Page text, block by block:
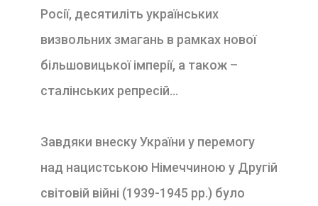
Росії, десятиліть українських
визвольних змагань в рамках нової
більшовицької імперії, а також –
сталінських репресій…
Завдяки внеску України у перемогу
над нацистською Німеччиною у Другій
світовій війні (1939-1945 рр.) було